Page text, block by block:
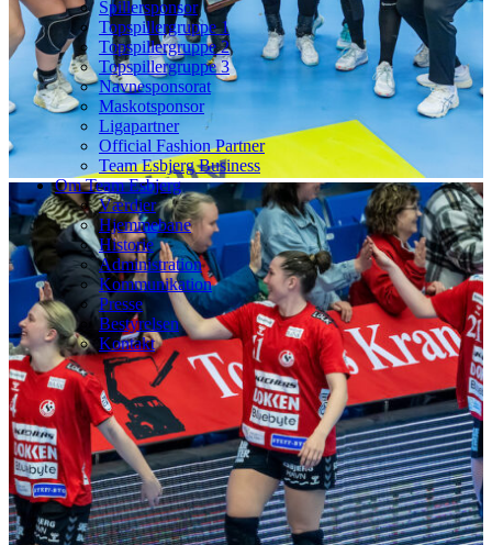
Spillersponsor
Topspillergruppe 1
Topspillergruppe 2
Topspillergruppe 3
Navnesponsorat
Maskotsponsor
Ligapartner
Official Fashion Partner
Team Esbjerg Business
Om Team Esbjerg
Værdier
Hjemmebane
Historie
Administration
Kommunikation
Presse
Bestyrelsen
Kontakt